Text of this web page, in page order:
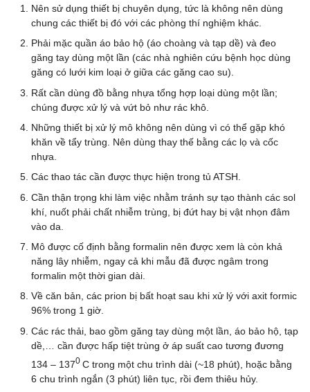
Nên sử dụng thiết bị chuyên dụng, tức là không nên dùng
chung các thiết bị đó với các phòng thí nghiệm khác.
Phải mặc quần áo bảo hộ (áo choàng và tạp dề) và đeo
găng tay dùng một lần (các nhà nghiên cứu bệnh học dùng
găng có lưới kim loại ở giữa các găng cao su).
Rất cần dùng đồ bằng nhựa tổng hợp loại dùng một lần;
chúng được xử lý và vứt bỏ như rác khô.
Những thiết bị xử lý mô không nên dùng vì có thể gặp khó
khăn về tẩy trùng. Nên dùng thay thế bằng các lọ và cốc
nhựa.
Các thao tác cần được thực hiện trong tủ ATSH.
Cần thận trọng khi làm việc nhằm tránh sự tạo thành các sol
khí, nuốt phải chất nhiễm trùng, bị đứt hay bị vật nhọn đâm
vào da.
Mô được cố định bằng formalin nên được xem là còn khả
năng lây nhiễm, ngay cả khi mẫu đã được ngâm trong
formalin một thời gian dài.
Về căn bản, các prion bị bất hoạt sau khi xử lý với axit formic
96% trong 1 giờ.
Các rác thải, bao gồm găng tay dùng một lần, áo bảo hộ, tạp
dề,… cần được hấp tiệt trùng ở áp suất cao tương đương
134 – 1370 C trong một chu trình dài (~18 phút), hoặc bằng
6 chu trình ngắn (3 phút) liên tục, rồi đem thiêu hủy.